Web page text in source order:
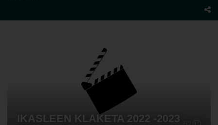
IKASLEEN KLAKETA 2022 -2023